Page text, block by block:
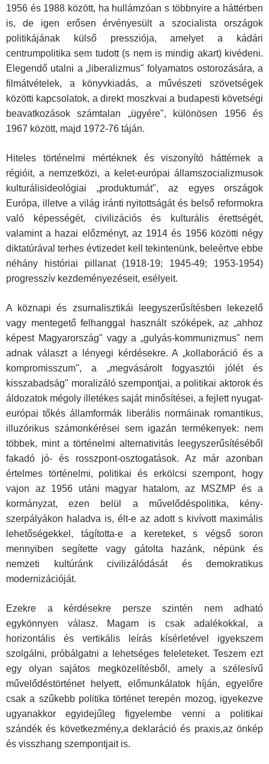
1956 és 1988 között, ha hullámzóan s többnyire a háttérben
is, de igen erősen érvé­nyesült a szocialista országok
politikájának külső pressziója, amelyet a kádári
centrumpolitika sem tudott (s nem is mindig akart) kivédeni.
Elegendő utalni a „liberalizmus" folyamatos ostorozására, a
filmát­vételek, a könyvkiadás, a művészeti szövetségek
közötti kapcsolatok, a direkt moszkvai a budapesti követségi
beavatkozások számtalan „ügyére", különösen 1956 és
1967 között, majd 1972-76 táján.
Hiteles történelmi mértéknek és viszonyító háttérnek a
régióit, a nemzetközi, a kelet-európai államszocializmusok
kulturális­ideológiai „produktumát", az egyes országok
Európa, illetve a világ iránti nyitottságát és belső reformokra
való képességét, civilizációs és kulturális érettségét,
valamint a hazai előzményt, az 1914 és 1956 kö­zötti négy
diktatúrával terhes évtizedet kell tekintenünk, beleértve ebbe
néhány históriai pillanat (1918-19; 1945-49; 1953-1954)
progresszív kezdeményezéseit, esélyeit.
A köznapi és zsurnalisztikái leegyszerűsítésben lekezelő
vagy mentegető felhanggal használt szóképek, az „ahhoz
képest Magyarország" vagy a „gulyás-kommunizmus" nem
adnak vá­laszt a lényegi kérdésekre. A „kollaboráció és a
kompromisszum", a „megvásárolt fogyasztói jólét és
kisszabadság" mora­lizáló szempontjai, a politikai aktorok és
áldozatok mégoly ille­tékes saját minősítései, a fejlett nyugat-
európai tőkés államfor­mák liberális normáinak romantikus,
illuzórikus számonkéré­sei sem igazán termékenyek: nem
többek, mint a történelmi al­ternativitás leegyszerűsítéséből
fakadó jó- és rosszpont-oszto­gatások. Az már azonban
értelmes történelmi, politikai és er­kölcsi szempont, hogy
vajon az 1956 utáni magyar hatalom, az MSZMP és a
kormányzat, ezen belül a művelődéspolitika, kény­
szerpályákon haladva is, élt-e az adott s kivívott maximális
le­hetőségekkel, tágította-e a kereteket, s végső soron
mennyiben segítette vagy gátolta hazánk, népünk és
nemzeti kultúránk civilizálódását és demokratikus
modernizációját.
Ezekre a kérdésekre persze szintén nem adható
egykönnyen válasz. Magam is csak adalékokkal, a
horizontális és vertikális le­írás kísérletével igyekszem
szolgálni, próbálgatni a lehetséges feleleteket. Teszem ezt
egy olyan sajátos megközelítésből, amely a szélesívű
művelődéstörténet helyett, előmunkálatok híján, egyelőre
csak a szűkebb politika történet terepén mozog, igyekezve
ugyanak­kor egyidejűleg figyelembe venni a politikai
szándék és következmény,a deklaráció és praxis,az önkép
és visszhang szempontjait is.